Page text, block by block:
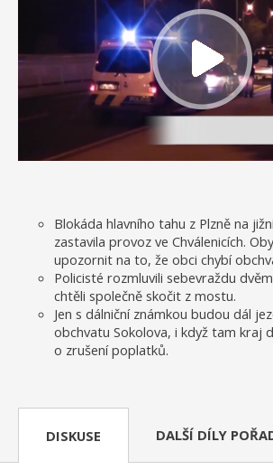
Blokáda hlavního tahu z Plzně na
zastavila provoz ve Chválenicích.
upozornit na to, že obci chybí
Policisté rozmluvili sebevraždu
chtěli společně skočit z mostu.
Jen s dálniční známkou budou dál
obchvatu Sokolova, i když tam kraj
o zrušení poplatků.
DISKUSE DALŠÍ DÍLY